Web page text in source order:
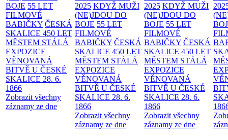
BOJE 55 LET
FILMOVÉ
BABIČKY ČESKÁ
SKALICE 450 LET
MĚSTEM STÁLÁ
EXPOZICE
VĚNOVANÁ
BITVĚ U ČESKÉ
SKALICE 28. 6.
1866
Zobrazit všechny
záznamy ze dne
2025 KDYŽ MUŽI
(NE)JDOU DO
BOJE 55 LET
FILMOVÉ
BABIČKY ČESKÁ
SKALICE 450 LET
MĚSTEM STÁLÁ
EXPOZICE
VĚNOVANÁ
BITVĚ U ČESKÉ
SKALICE 28. 6.
1866
Zobrazit všechny
záznamy ze dne
2025 KDYŽ MUŽI
(NE)JDOU DO
BOJE 55 LET
FILMOVÉ
BABIČKY ČESKÁ
SKALICE 450 LET
MĚSTEM STÁLÁ
EXPOZICE
VĚNOVANÁ
BITVĚ U ČESKÉ
SKALICE 28. 6.
1866
Zobrazit všechny
záznamy ze dne